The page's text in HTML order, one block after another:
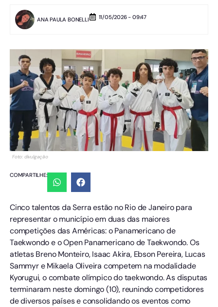
ANA PAULA BONELLI 11/05/2026 - 09:47
Foto: divulgação
COMPARTILHE:
Cinco talentos da Serra estão no Rio de Janeiro para
representar o município em duas das maiores
competições das Américas: o Panamericano de
Taekwondo e o Open Panamericano de Taekwondo. Os
atletas Breno Monteiro, Isaac Akira, Ebson Pereira, Lucas
Sammyr e Mikaela Oliveira competem na modalidade
Kyorugui, o combate olímpico do taekwondo. As disputas
terminaram neste domingo (10), reunindo competidores
de diversos países e consolidando os eventos como